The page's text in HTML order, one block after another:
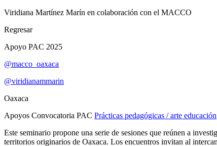
Viridiana Martínez Marín en colaboración con el MACCO
Regresar
Apoyo PAC 2025
@macco_oaxaca
@viridianammarin
Oaxaca
Apoyos Convocatoria PAC Prácticas pedagógicas / arte educación
Este seminario propone una serie de sesiones que reúnen a
territorios originarios de Oaxaca. Los encuentros invitan al